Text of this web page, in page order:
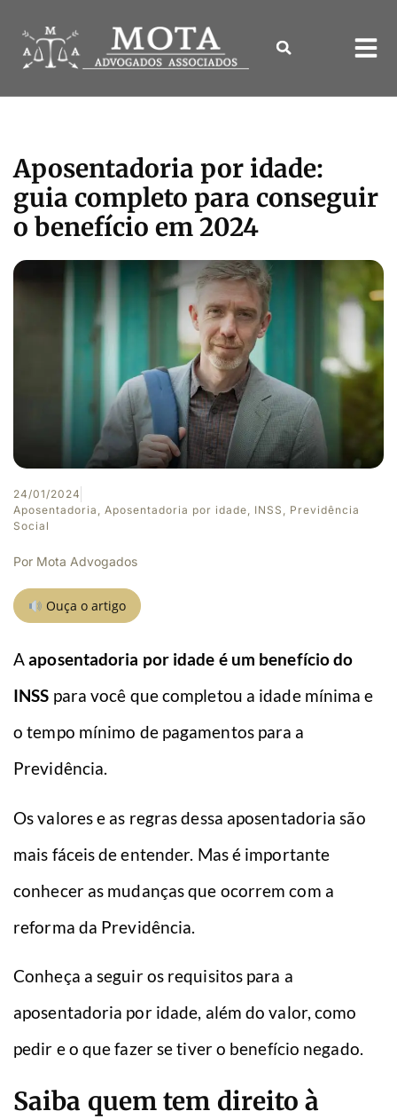
Aposentadoria por idade:
guia completo para conseguir
o benefício em 2024
24/01/2024
Aposentadoria , Aposentadoria por idade, INSS , Previdência
Social
Por Mota Advogados
Ouça o artigo
Aaposentadoria por idade é um benefício do
INSS para você que completou a idade mínima e
o tempo mínimo de pagamentos para a
Previdência.
Os valores e as regras dessa aposentadoria são
mais fáceis de entender. Mas é importante
conhecer as mudanças que ocorrem com a
reforma da Previdência.
Conheça a seguir os requisitos para a
aposentadoria por idade, além do valor, como
pedir e o que fazer se tiver o benefício negado.
Saiba quem tem direito à